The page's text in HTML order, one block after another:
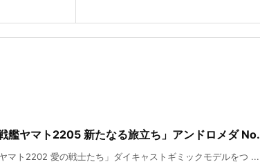
艦ヤマト2205 新たなる旅立ち」アンドロメダ
マト2202 愛の戦士たち」ダイキャストギミックモデルをつ ...